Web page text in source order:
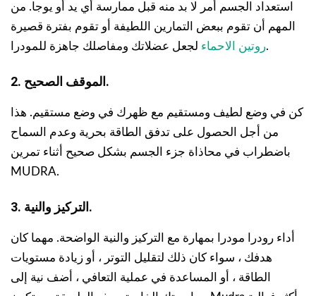
استعداد الجسم أمر لا بد منه قبل ممارسة أي يد أو يوجا. من
المهم أن تقوم ببعض التمارين اللطيفة أو تقوم بفترة قصيرة
روتين الاحماءلجعل عضلاتك ومفاصلك جاهزة للمودرا.
2. الموقف الصحيح.
كن في وضع لطيف ومستقيم مع ظهرك في وضع مستقيم. هذا
من أجل الحصول على تدفق الطاقة بحرية وعدم السماح
باضطراب في محاذاة جزء الجسم بشكل صحيح أثناء تمرين
MUDRA.
3. التركيز والنية.
أداء رودرا مودرا بمهارة مع التركيز والنية الواضحة. مهما كان
هدفك ، سواء كان ذلك لتقليل التوتر ، أو زيادة مستويات
الطاقة ، أو المساعدة في عملية التعافي ، أضف نية إلى